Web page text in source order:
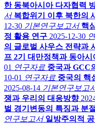
한 동북아시아 다자협력
서 복합위기 이후 북한의
12-30 기본연구보고서 핵
정 활용 연구 2025-12-30
의 글로벌 사우스 전략과
프 2기 대만정책과 동아
01 연구자료 중국과 GCC
10-01 연구자료 중국의 핵
2025-08-14 기본연구보고
쟁과 우리의 대응방향
벌 경기변동의 특징과 분
연구보고서 일방주의적